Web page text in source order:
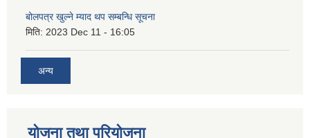
बोलपत्र खुल्ने म्याद थप सम्बन्धि सूचना
मिति: 2023 Dec 11 - 16:05
अन्य
योजना तथा परियोजना